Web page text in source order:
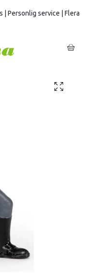
| Personlig service | Flera